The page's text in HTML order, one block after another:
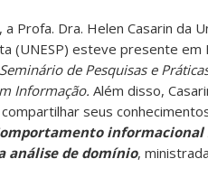
Profa. Dra. Helen Casarin da
(UNESP) esteve presente em
de Pesquisas e
Informação. Além disso,
seus
informacional
análise de domínio,